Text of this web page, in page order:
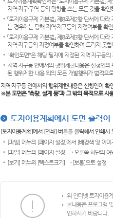
지역·지구·구역 등의 명칭을 쓰는 모든 것을 확
「토지이용규제 기본법」 제8조제2항 단서에 따
는 경우에는 당해 지역·지구등의 지정여부를 확
「토지이용규제 기본법」 제8조제3항 단서에 따
지역·지구등의 지정여부를 확인하여 드리지 못합
"확인도면"은 해당 필지에 지정된 지역·지구등
지역·지구등 안에서의 행위제한내용은 신청인
된 행위제한 내용 외의 모든 개발행위가 법적으
지역·지구등 안에서의 행위제한내용은 신청인이
※본 도면은“측량, 설계 등”과 그 밖의 목적으로 사
토지이용계획에서 도면 출력이
[토지이용계획]에서 [인쇄] 버튼을 클릭해서 인쇄
[파일] 메뉴의 [페이지 설정]에서 [배경색 및 이미
[파일] 메뉴의 [페이지 설정] → 오른쪽 하단의
[보기] 메뉴의 [텍스트크기] → [보통]으로 설정
위 인터넷 토지이용
본내용은 프로그램
인하시기 바랍니다.